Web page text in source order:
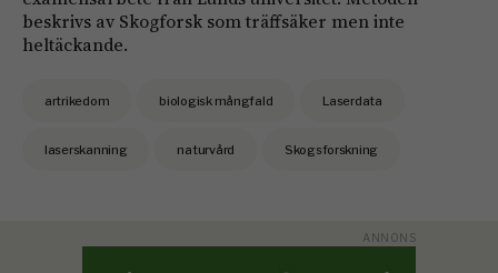
beskrivs av Skogforsk som träffsäker men inte
heltäckande.
artrikedom biologisk mångfald Laserdata
laserskanning naturvård Skogsforskning